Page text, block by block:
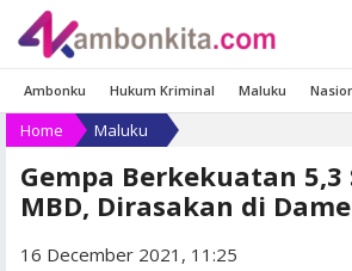
Ambonku Hukum Kriminal Maluku
Home Maluku
Gempa Berkekuatan 5,3
MBD, Dirasakan di
16 December 2021, 11:25